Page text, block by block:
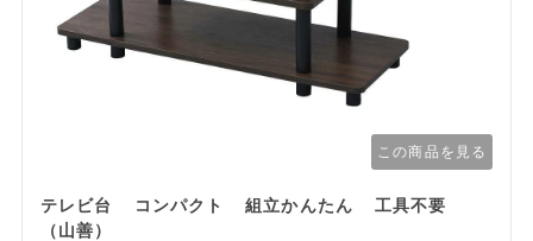
この商品を見る
テレビ台 コンパクト 組立かんたん 工具不要
（山善）